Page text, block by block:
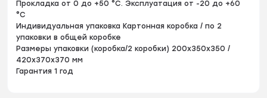
Прокладка от 0 до +50 °C. Эксплуатация от -20 до +60
°C
Индивидуальная упаковка Картонная коробка / по 2
упаковки в общей коробке
Размеры упаковки (коробка/2 коробки) 200x350x350 /
420х370х370 мм
Гарантия 1 год